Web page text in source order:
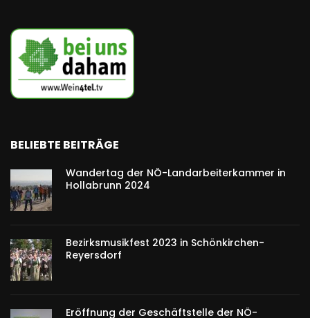
BELIEBTE BEITRÄGE
Wandertag der NÖ-Landarbeiterkammer in
Hollabrunn 2024
Bezirksmusikfest 2023 in Schönkirchen-
Reyersdorf
Eröffnung der Geschäftstelle der NÖ-